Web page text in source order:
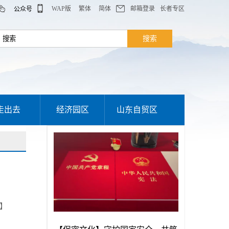
公众号 WAP版 繁体 简体 邮箱登录 长者专区
出去 经济园区 山东自贸区